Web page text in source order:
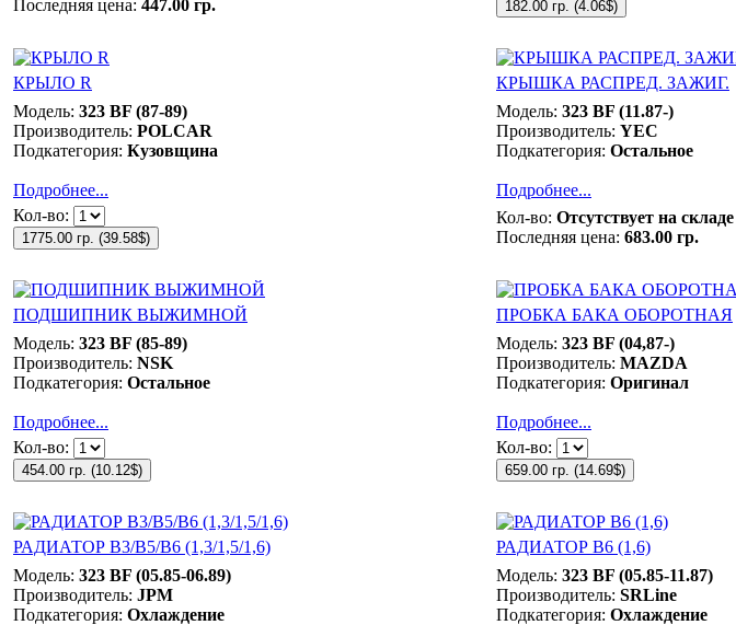
Последняя цена: 447.00 гр. 182.00 гр. (4.06$)
КРЫЛО R КРЫШКА РАСПРЕД. ЗАЖИГ.
Модель: 323 BF (87-89)
Производитель: POLCAR
Подкатегория: Кузовщина
Подробнее...
Модель: 323 BF (11.87-)
Производитель: YEC
Подкатегория: Остальное
Подробнее...
Кол-во:
1775.00 гр. (39.58$)
Кол-во: Отсутствует на складе
Последняя цена: 683.00 гр.
ПОДШИПНИК ВЫЖИМНОЙ ПРОБКА БАКА ОБОРОТНАЯ
Модель: 323 BF (85-89)
Производитель: NSK
Подкатегория: Остальное
Подробнее...
Модель: 323 BF (04,87-)
Производитель: MAZDA
Подкатегория: Оригинал
Подробнее...
Кол-во:
454.00 гр. (10.12$)
Кол-во:
659.00 гр. (14.69$)
РАДИАТОР B3/B5/B6 (1,3/1,5/1,6) РАДИАТОР B6 (1,6)
Модель: 323 BF (05.85-06.89)
Производитель: JPM
Подкатегория: Охлаждение
Модель: 323 BF (05.85-11.87)
Производитель: SRLine
Подкатегория: Охлаждение